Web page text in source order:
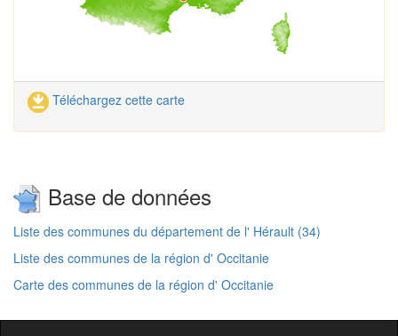
Téléchargez cette carte
Base de données
Liste des communes du département de l' Hérault (34)
Liste des communes de la région d' Occitanie
Carte des communes de la région d' Occitanie